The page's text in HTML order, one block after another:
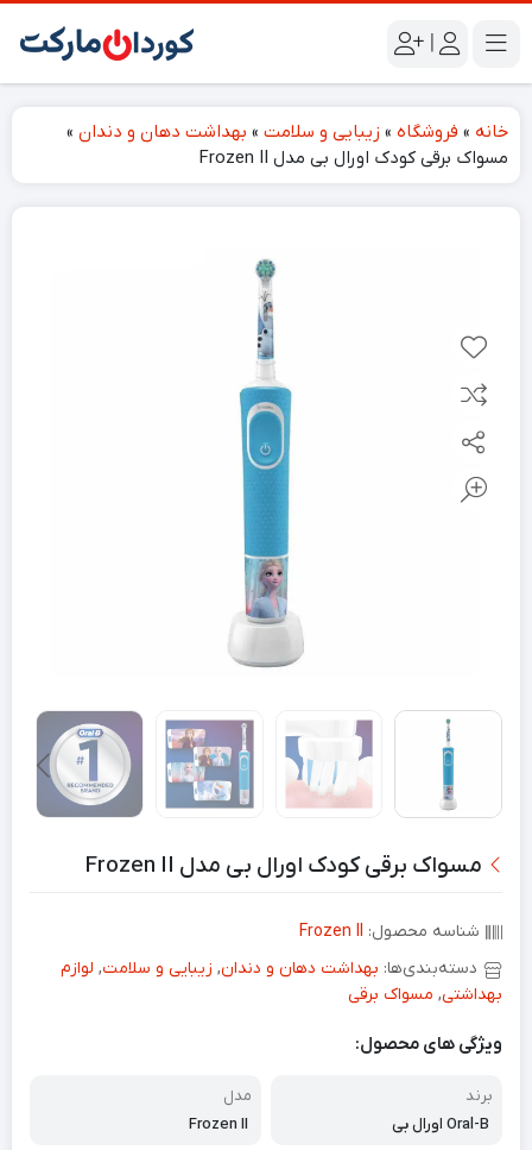
|
خانه » فروشگاه » زیبایی و سلامت » بهداشت دهان و دندان »
مسواک برقی کودک اورال بی مدل Frozen II
مسواک برقی کودک اورال بی مدل Frozen II
شناسه محصول: Frozen II
دسته‌بندی‌ها: بهداشت دهان و دندان, زیبایی و سلامت, لوازم
بهداشتی, مسواک برقی
ویژگی های محصول:
برند
Oral-B اورال بی
مدل
Frozen II